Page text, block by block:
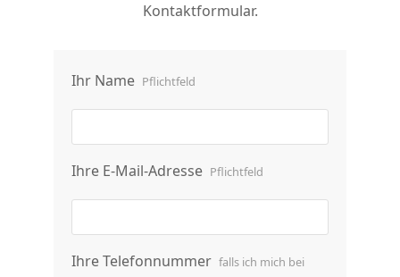
Kontaktformular.
Ihr Name Pflichtfeld
Ihre E-Mail-Adresse Pflichtfeld
Ihre Telefonnummer falls ich mich bei